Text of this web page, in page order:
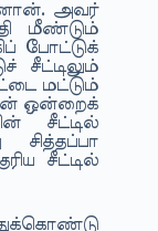
அவர்
மீண்டும்
போட்டுக்
சீட்டிலும்
மட்டும்
ஒன்றைக்
சீட்டில்
சீட்டில்